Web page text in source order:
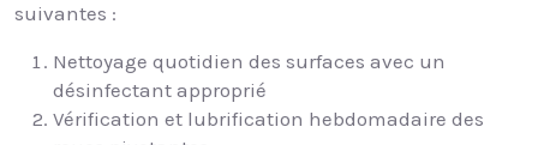
suivantes :
Nettoyage quotidien des surfaces avec un
désinfectant approprié
Vérification et lubrification hebdomadaire des